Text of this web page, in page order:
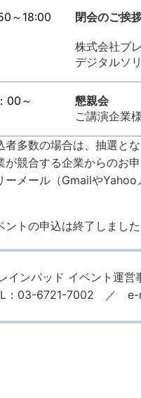
～18:00 閉会のご挨
株式会社ブ
デジタルソ
00～
懇親会
ご講演企業
者多数の場合は、抽選とな
が競合する企業からのお
ーメール（Gmailや
ントの申込は終了しました
インパッド イベント運営
：03-6721-7002 ／ e-